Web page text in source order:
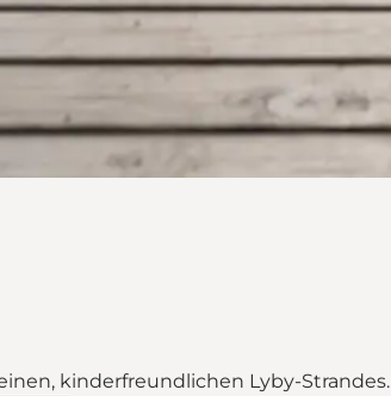
kinderfreundlichen Lyby-Strandes.